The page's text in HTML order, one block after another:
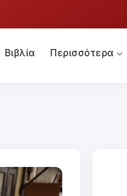
Βιβλία Περισσότερα